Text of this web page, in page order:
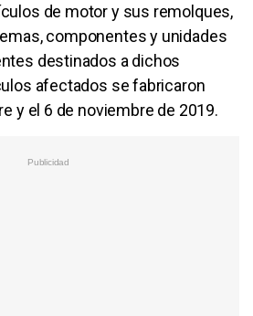
de motor y sus remolques,
componentes y unidades
destinados a dichos
afectados se fabricaron
y el 6 de noviembre de 2019.